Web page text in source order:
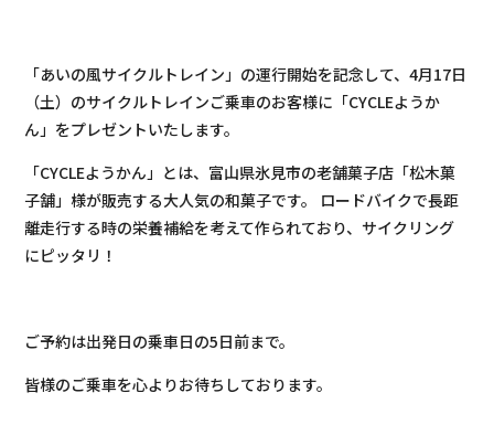
「あいの風サイクルトレイン」の運行開始を記念して、4月17日
（土）のサイクルトレインご乗車のお客様に「CYCLEようか
ん」をプレゼントいたします。
「CYCLEようかん」とは、富山県氷見市の老舗菓子店「松木菓
子舗」様が販売する大人気の和菓子です。 ロードバイクで長距
離走行する時の栄養補給を考えて作られており、サイクリング
にピッタリ！
ご予約は出発日の乗車日の5日前まで。
皆様のご乗車を心よりお待ちしております。